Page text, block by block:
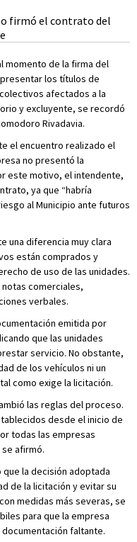
momento de la firma del
los títulos de
afectados a la
y excluyente, se recordó
Rivadavia.
el encuentro realizado el
no presentó la
este motivo, el intendente,
ya que “habría
al Municipio ante futuros
una diferencia muy clara
están comprados y
de uso de las unidades.
notas comerciales,
verbales.
emitida por
que las unidades
servicio. No obstante,
de los vehículos ni un
como exige la licitación.
las reglas del proceso.
desde el inicio de
todas las empresas
afirmó.
la decisión adoptada
de la licitación y evitar su
medidas más severas, se
para que la empresa
faltante.